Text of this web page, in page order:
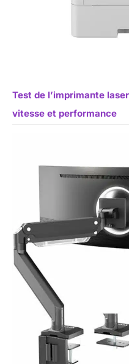
Test de l’imprimante
vitesse et performance